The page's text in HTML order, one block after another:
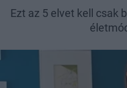
Ezt az 5 elvet kell csak